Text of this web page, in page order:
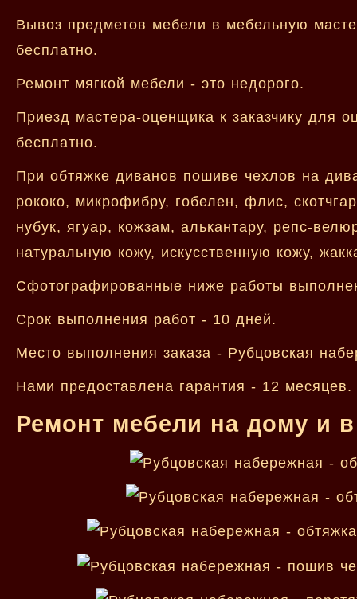
Вывоз предметов мебели в мебельную
бесплатно.
Ремонт мягкой мебели - это недорого.
Приезд мастера-оценщика к заказчику для
бесплатно.
При обтяжке диванов пошиве чехлов на
рококо, микрофибру, гобелен, флис,
нубук, ягуар, кожзам, алькантару, репс-
натуральную кожу, искусственную кожу,
Сфотографированные ниже работы
Срок выполнения работ - 10 дней.
Место выполнения заказа - Рубцовская
Нами предоставлена гарантия - 12 месяцев.
Ремонт мебели на дому и